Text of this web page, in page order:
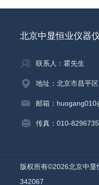
北京中显恒业仪器
联系人：霍先生
地址：北京市昌平
邮箱：
传真：010-
版权所有©2026北京中
342067